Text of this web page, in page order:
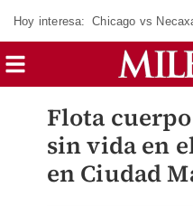
Hoy interesa: Chicago vs
Flota
sin vida en
en Ciudad